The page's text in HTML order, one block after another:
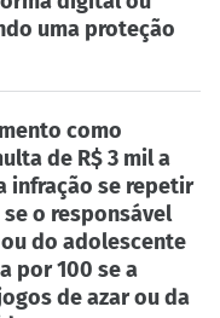
uma proteção
como
de R$ 3 mil a
infração se repetir
o responsável
do adolescente
por 100 se a
de azar ou da